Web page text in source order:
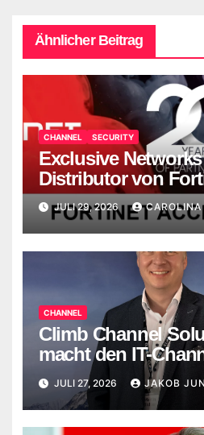
Ähnlicher Beitrag
CHANNEL SECURITY
Exclusive
Distributor von
JULI 29, 2026 CAROLINA
CHANNEL
Climb Channel
macht den IT-
ersetzt Menschen
JULI 27, 2026 JAKOB